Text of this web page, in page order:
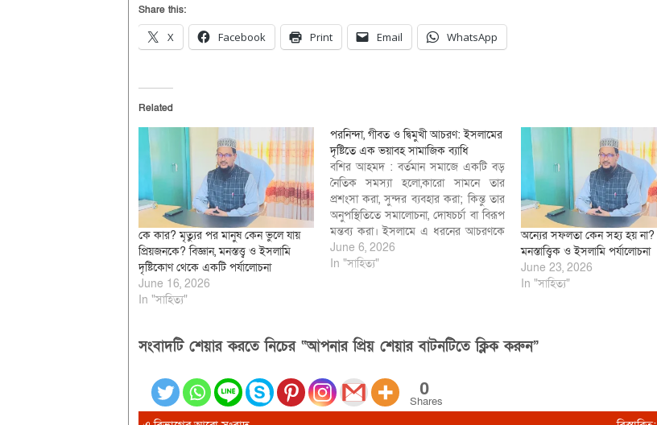
Share this:
X Facebook Print Email WhatsApp
Related
কে কার? মৃত্যুর পর মানুষ কেন ভুলে যায়
প্রিয়জনকে? বিজ্ঞান, মনস্তত্ত্ব ও ইসলামি
দৃষ্টিকোণ থেকে একটি পর্যালোচনা
June 16, 2026
In "সাহিত্য"
পরনিন্দা, গীবত ও দ্বিমুখী আচরণ: ইসলামের
দৃষ্টিতে এক ভয়াবহ সামাজিক ব্যাধি
বশির আহমদ : বর্তমান সমাজে একটি বড়
নৈতিক সমস্যা হলো,কারো সামনে তার
প্রশংসা করা, সুন্দর ব্যবহার করা; কিন্তু তার
অনুপস্থিতিতে সমালোচনা, দোষচর্চা বা বিরূপ
মন্তব্য করা। ইসলামে এ ধরনের আচরণকে
গীবত ও দ্বিমুখী স্বভাব হিসেবে গণ্য করা
হয়েছে, যা অত্যন্ত নিন্দনীয়। ইসলাম মানুষের
June 6, 2026
In "সাহিত্য"
অন্যের সফলতা কেন সহ্য হয় না?
মনস্তাত্ত্বিক ও ইসলামি পর্যালোচনা
June 23, 2026
In "সাহিত্য"
সংবাদটি শেয়ার করতে নিচের “আপনার প্রিয় শেয়ার বাটনটিতে ক্লিক করুন”
0
Shares